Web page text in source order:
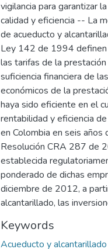
vigilancia para garantizar
calidad y eficiencia -- La
de acueducto y
Ley 142 de 1994 definen
las tarifas de la
suficiencia financiera de
económicos de la
haya sido eficiente en el
rentabilidad y eficiencia
en Colombia en seis
Resolución CRA 287 de
establecida
ponderado de dichas
diciembre de 2012, a
alcantarillado, las
Keywords
Acueducto y alcantarillado